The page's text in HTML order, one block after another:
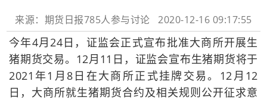
来源：期货日报785人参与讨论 2020-12-16 09:17:55
今年4月24日，证监会正式宣布批准大商所开展生
猪期货交易。12月11日，证监会宣布生猪期货将于
2021年1月8日在大商所正式挂牌交易。12月12
日，大商所就生猪期货合约及相关规则公开征求意